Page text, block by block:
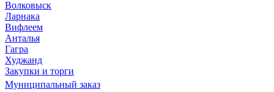
Волковыск
Ларнака
Вифлеем
Анталья
Гагра
Худжанд
Закупки и торги
Муниципальный заказ